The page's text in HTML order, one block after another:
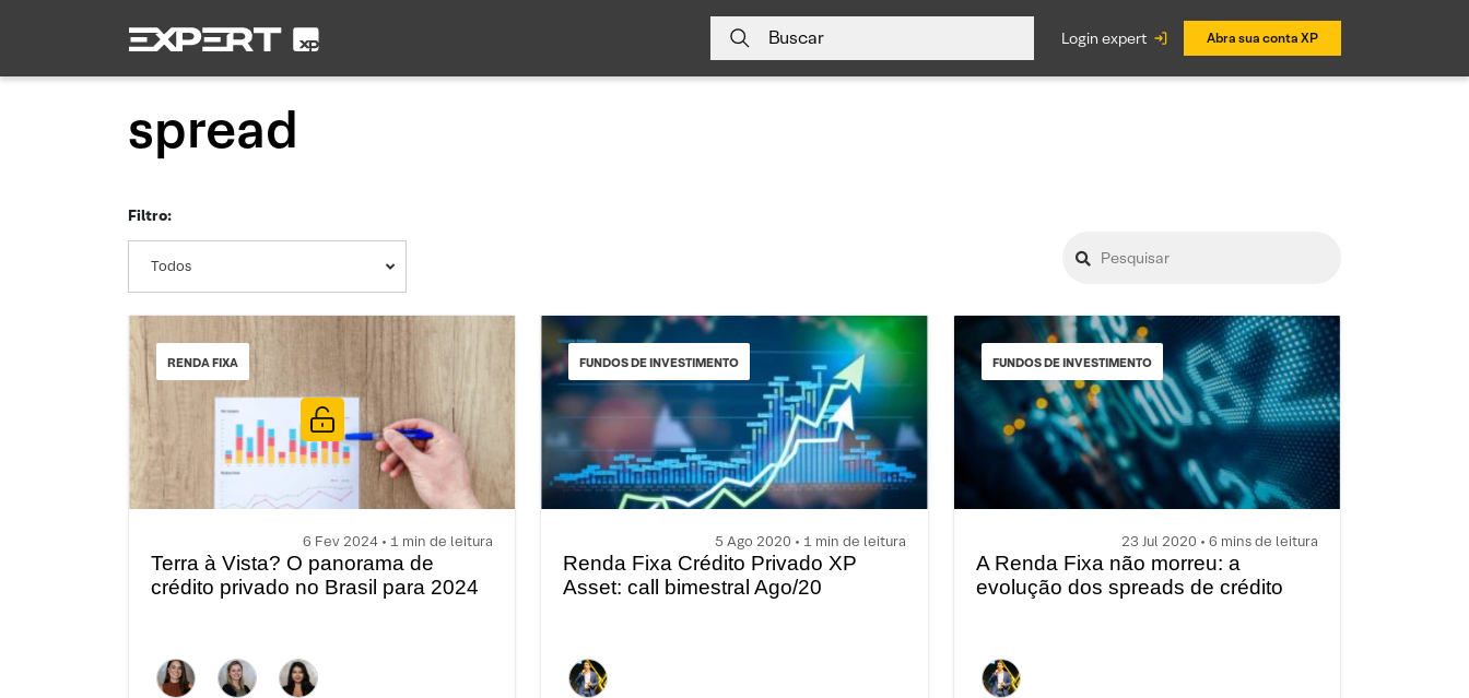
Buscar login expert Abra sua conta XP
spread
Filtro:
Todos
RENDA FIXA
6 Fev 2024 • 1 min de leitura
Terra à Vista? O panorama de
crédito privado no Brasil para 2024
FUNDOS DE INVESTIMENTO
5 Ago 2020 • 1 min de leitura
Renda Fixa Crédito Privado XP
Asset: call bimestral Ago/20
FUNDOS DE INVESTIMENTO
23 Jul 2020 • 6 mins de leitura
A Renda Fixa não morreu: a
evolução dos spreads de crédito